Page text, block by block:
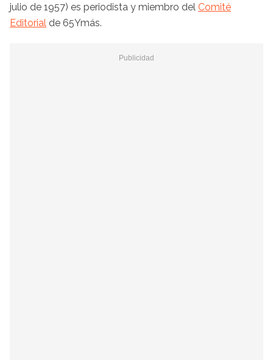
julio de 1957) es periodista y miembro del Comité
Editorial de 65Ymás.